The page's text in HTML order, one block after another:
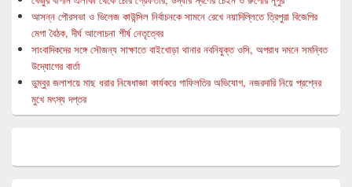
আসন্ন পৌরসভা ও ভিলেজ কাউন্সিল নির্বাচনকে সামনে রেখে নয়াদিল্লিতে ত্রিপুরা বিজেপির
মেগা বৈঠক, দীর্ঘ আলোচনা শীর্ষ নেতৃত্বের
সাংবাদিকদের সঙ্গে সৌজন্য সাক্ষাতে বাইখোড়া থানার নবনিযুক্ত ওসি, অপরাধ দমনে সমন্বিত
উদ্যোগের বার্তা
ডুম্বুর জলাশয়ে মাছ ধরার নিষেধাজ্ঞা কার্যকরে গাফিলতির অভিযোগ, নজরদারি নিয়ে প্রশ্নের
মুখে মৎস্য দপ্তর